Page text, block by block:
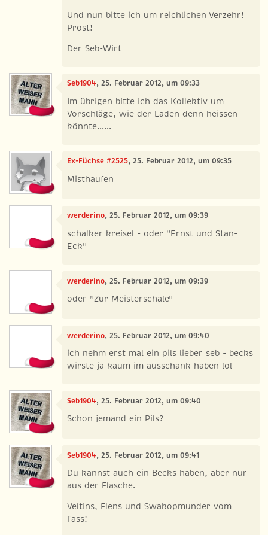
Und nun bitte ich um reichlichen Verzehr!
Prost!
Der Seb-Wirt
Seb1904, 25. Februar 2012, um 09:33
Im übrigen bitte ich das Kollektiv um
Vorschläge, wie der Laden denn heissen
könnte......
Ex-Füchse #2525, 25. Februar 2012, um 09:35
Misthaufen
werderino, 25. Februar 2012, um 09:39
schalker kreisel - oder "Ernst und Stan-
Eck"
werderino, 25. Februar 2012, um 09:39
oder "Zur Meisterschale"
werderino, 25. Februar 2012, um 09:40
ich nehm erst mal ein pils lieber seb - becks
wirste ja kaum im ausschank haben lol
Seb1904, 25. Februar 2012, um 09:40
Schon jemand ein Pils?
Seb1904, 25. Februar 2012, um 09:41
Du kannst auch ein Becks haben, aber nur
aus der Flasche.
Veltins, Flens und Swakopmunder vom
Fass!